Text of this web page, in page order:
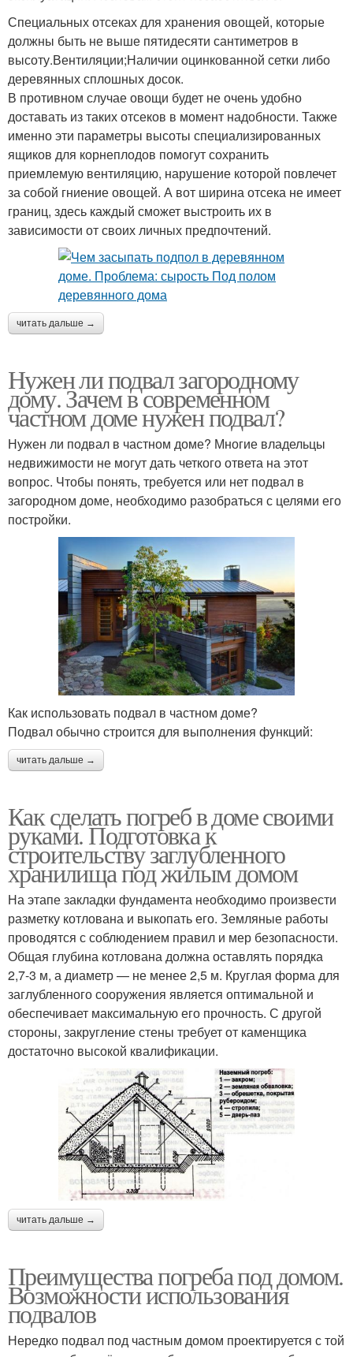
Специальных отсеках для хранения овощей, которые
должны быть не выше пятидесяти сантиметров в
высоту.Вентиляции;Наличии оцинкованной сетки либо
деревянных сплошных досок.
В противном случае овощи будет не очень удобно
доставать из таких отсеков в момент надобности. Также
именно эти параметры высоты специализированных
ящиков для корнеплодов помогут сохранить
приемлемую вентиляцию, нарушение которой повлечет
за собой гниение овощей. А вот ширина отсека не имеет
границ, здесь каждый сможет выстроить их в
зависимости от своих личных предпочтений.
читать дальше →
Нужен ли подвал загородному
дому. Зачем в современном
частном доме нужен подвал?
Нужен ли подвал в частном доме? Многие владельцы
недвижимости не могут дать четкого ответа на этот
вопрос. Чтобы понять, требуется или нет подвал в
загородном доме, необходимо разобраться с целями его
постройки.
Как использовать подвал в частном доме?
Подвал обычно строится для выполнения функций:
читать дальше →
Как сделать погреб в доме своими
руками. Подготовка к
строительству заглубленного
хранилища под жилым домом
На этапе закладки фундамента необходимо произвести
разметку котлована и выкопать его. Земляные работы
проводятся с соблюдением правил и мер безопасности.
Общая глубина котлована должна оставлять порядка
2,7-3 м, а диаметр — не менее 2,5 м. Круглая форма для
заглубленного сооружения является оптимальной и
обеспечивает максимальную его прочность. С другой
стороны, закругление стены требует от каменщика
достаточно высокой квалификации.
читать дальше →
Преимущества погреба под домом.
Возможности использования
подвалов
Нередко подвал под частным домом проектируется с той